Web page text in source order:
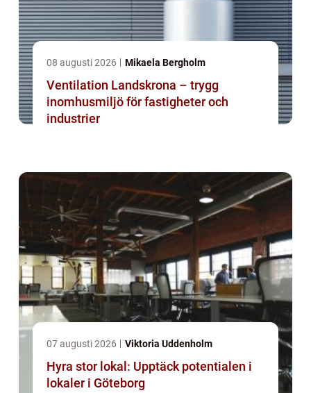
08 augusti 2026 Mikaela Bergholm
Ventilation Landskrona – trygg
inomhusmiljö för fastigheter och
industrier
07 augusti 2026 Viktoria Uddenholm
Hyra stor lokal: Upptäck potentialen i
lokaler i Göteborg